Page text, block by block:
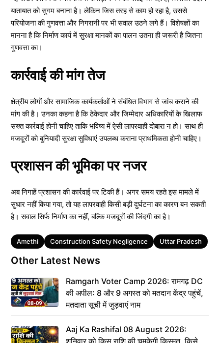
यातायात को सुगम बनाना है। लेकिन जिस तरह से काम हो रहा है, उससे
परियोजना की गुणवत्ता और निगरानी पर भी सवाल उठने लगे हैं। विशेषज्ञों का
मानना है कि निर्माण कार्य में सुरक्षा मानकों का पालन उतना ही जरूरी है जितना
गुणवत्ता का।
कार्रवाई की मांग तेज
क्षेत्रीय लोगों और सामाजिक कार्यकर्ताओं ने संबंधित विभाग से जांच कराने की
मांग की है। उनका कहना है कि ठेकेदार और जिम्मेदार अधिकारियों के खिलाफ
सख्त कार्रवाई होनी चाहिए ताकि भविष्य में ऐसी लापरवाही दोबारा न हो। साथ ही
मजदूरों को बुनियादी सुरक्षा सुविधाएं उपलब्ध कराना प्राथमिकता होनी चाहिए।
प्रशासन की भूमिका पर नजर
अब निगाहें प्रशासन की कार्रवाई पर टिकी हैं। अगर समय रहते इस मामले में
सुधार नहीं किया गया, तो यह लापरवाही किसी बड़ी दुर्घटना का कारण बन सकती
है। सवाल सिर्फ निर्माण का नहीं, बल्कि मजदूरों की जिंदगी का है।
Tags
Amethi Construction Safety Negligence Uttar Pradesh
Other Latest News
Ramgarh Voter Camp 2026: रामगढ़ DC
की अपील: 8 और 9 अगस्त को मतदान केंद्र पहुंचें,
मतदाता सूची में जुड़वाएं नाम
Aaj Ka Rashifal 08 August 2026: